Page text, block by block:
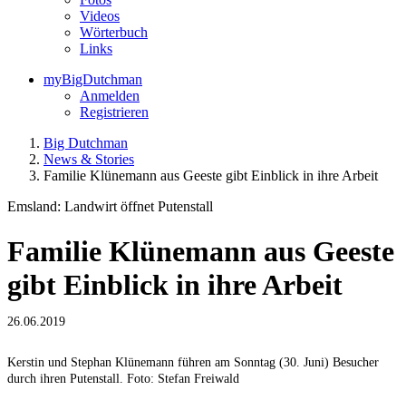
Videos
Wörterbuch
Links
myBigDutchman
Anmelden
Registrieren
Big Dutchman
News & Stories
Familie Klünemann aus Geeste gibt Einblick in ihre Arbeit
Emsland: Landwirt öffnet Putenstall
Familie Klünemann aus Geeste
gibt Einblick in ihre Arbeit
26.06.2019
Kerstin und Stephan Klünemann führen am Sonntag (30. Juni) Besucher
durch ihren Putenstall. Foto: Stefan Freiwald